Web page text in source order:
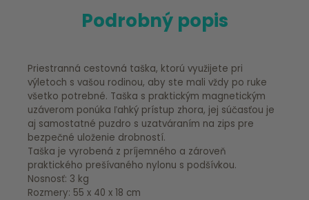
Podrobný popis
Priestranná cestovná taška, ktorú využijete pri
výletoch s vašou rodinou, aby ste mali vždy po ruke
všetko potrebné. Taška s praktickým magnetickým
uzáverom ponúka ľahký prístup zhora, jej súčasťou je
aj samostatné puzdro s uzatváraním na zips pre
bezpečné uloženie drobností.
Taška je vyrobená z príjemného a zároveň
praktického prešívaného nylonu s podšívkou.
Nosnosť: 3 kg
Rozmery: 55 x 40 x 18 cm